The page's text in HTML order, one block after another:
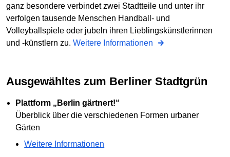
ganz besondere verbindet zwei Stadtteile und unter ihr
verfolgen tausende Menschen Handball- und
Volleyballspiele oder jubeln ihren Lieblingskünstlerinnen
und -künstlern zu. Weitere Informationen
Ausgewähltes zum Berliner Stadtgrün
Plattform „Berlin gärtnert!“
Überblick über die verschiedenen Formen urbaner
Gärten
Weitere Informationen